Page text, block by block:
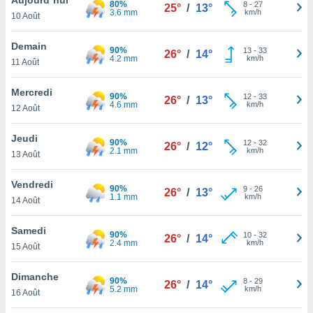
et
»,
au
vous
qu'ils
ou
le
ainsi
un
la
du
10 Août
80%
3.6 mm
25° / 13° 8- 27
km/h
Demain
11 Août
90%
4.2 mm
26° / 14° 13- 33
km/h
Mercredi
12 Août
90%
4.6 mm
26° / 13° 12- 33
km/h
Jeudi
13 Août
90%
2.1 mm
26° / 12° 12- 32
km/h
Vendredi
14 Août
90%
1.1 mm
26° / 13° 9- 26
km/h
Samedi
15 Août
90%
2.4 mm
26° / 14° 10- 32
km/h
Dimanche
16 Août
90%
5.2 mm
26° / 14° 8- 29
km/h